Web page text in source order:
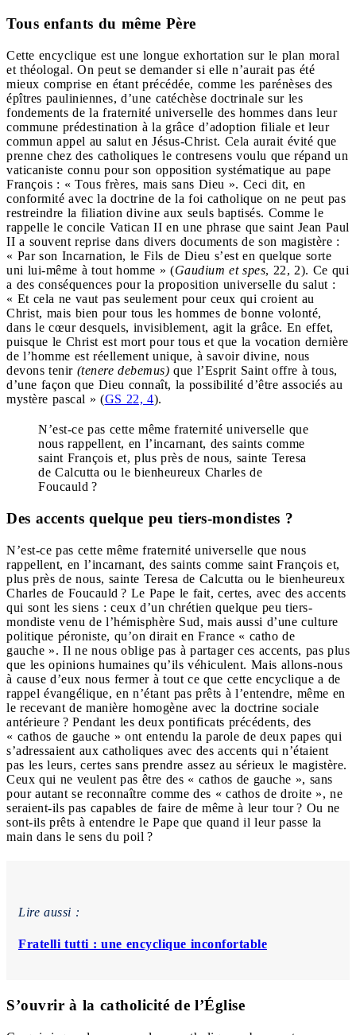
Tous enfants du même Père
Cette encyclique est une longue exhortation sur le plan moral
et théologal. On peut se demander si elle n’aurait pas été
mieux comprise en étant précédée, comme les parénèses des
épîtres pauliniennes, d’une catéchèse doctrinale sur les
fondements de la fraternité universelle des hommes dans leur
commune prédestination à la grâce d’adoption filiale et leur
commun appel au salut en Jésus-Christ. Cela aurait évité que
prenne chez des catholiques le contresens voulu que répand un
vaticaniste connu pour son opposition systématique au pape
François : « Tous frères, mais sans Dieu ». Ceci dit, en
conformité avec la doctrine de la foi catholique on ne peut pas
restreindre la filiation divine aux seuls baptisés. Comme le
rappelle le concile Vatican II en une phrase que saint Jean Paul
II a souvent reprise dans divers documents de son magistère :
« Par son Incarnation, le Fils de Dieu s’est en quelque sorte
uni lui-même à tout homme » (Gaudium et spes, 22, 2). Ce qui
a des conséquences pour la proposition universelle du salut :
« Et cela ne vaut pas seulement pour ceux qui croient au
Christ, mais bien pour tous les hommes de bonne volonté,
dans le cœur desquels, invisiblement, agit la grâce. En effet,
puisque le Christ est mort pour tous et que la vocation dernière
de l’homme est réellement unique, à savoir divine, nous
devons tenir (tenere debemus) que l’Esprit Saint offre à tous,
d’une façon que Dieu connaît, la possibilité d’être associés au
mystère pascal » (GS 22, 4).
N’est-ce pas cette même fraternité universelle que
nous rappellent, en l’incarnant, des saints comme
saint François et, plus près de nous, sainte Teresa
de Calcutta ou le bienheureux Charles de
Foucauld ?
Des accents quelque peu tiers-mondistes ?
N’est-ce pas cette même fraternité universelle que nous
rappellent, en l’incarnant, des saints comme saint François et,
plus près de nous, sainte Teresa de Calcutta ou le bienheureux
Charles de Foucauld ? Le Pape le fait, certes, avec des accents
qui sont les siens : ceux d’un chrétien quelque peu tiers-
mondiste venu de l’hémisphère Sud, mais aussi d’une culture
politique péroniste, qu’on dirait en France « catho de
gauche ». Il ne nous oblige pas à partager ces accents, pas plus
que les opinions humaines qu’ils véhiculent. Mais allons-nous
à cause d’eux nous fermer à tout ce que cette encyclique a de
rappel évangélique, en n’étant pas prêts à l’entendre, même en
le recevant de manière homogène avec la doctrine sociale
antérieure ? Pendant les deux pontificats précédents, des
« cathos de gauche » ont entendu la parole de deux papes qui
s’adressaient aux catholiques avec des accents qui n’étaient
pas les leurs, certes sans prendre assez au sérieux le magistère.
Ceux qui ne veulent pas être des « cathos de gauche », sans
pour autant se reconnaître comme des « cathos de droite », ne
seraient-ils pas capables de faire de même à leur tour ? Ou ne
sont-ils prêts à entendre le Pape que quand il leur passe la
main dans le sens du poil ?
Lire aussi :
Fratelli tutti : une encyclique inconfortable
S’ouvrir à la catholicité de l’Église